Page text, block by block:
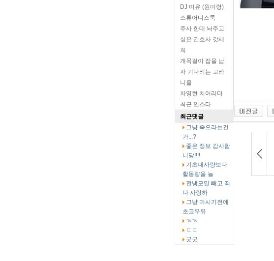
DJ 미유 (원미령)
스튜어디스룩
주사 한대 놔주고
싶은 간호사 갓세
희
개목걸이 잡을 남
자 기다리는 고라
니율
차영현 치어리더
최근 인스타
최근댓글
그냥 죽으라는건
가...?
좋은 정보 감사합
니당!!!!
기초대사량보다
활동량을 늘
전냉모밀 빼고 죄
다 사랑하
그냥 마시기전에
초코우유
ㄳㄳ
ㄷㄷ
굿굿